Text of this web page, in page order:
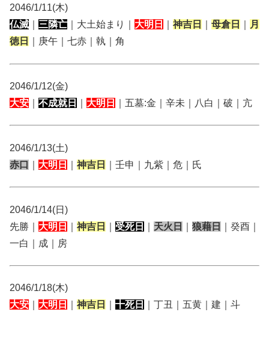
2046/1/11(木)
仏滅
三隣亡 ｜大土始まり｜ 大明日 神吉日 母倉日
月
徳日
｜庚午｜七赤｜執｜角
2046/1/12(金)
大安
不成就日 大明日 ｜五墓:金｜辛未｜八白｜破｜亢
2046/1/13(土)
赤口
大明日 神吉日 ｜壬申｜九紫｜危｜氏
2046/1/14(日)
先勝｜ 大明日 神吉日 受死日 天火日 狼藉日
｜癸酉｜
一白｜成｜房
2046/1/18(木)
大安
大明日 神吉日 十死日 ｜丁丑｜五黄｜建｜斗